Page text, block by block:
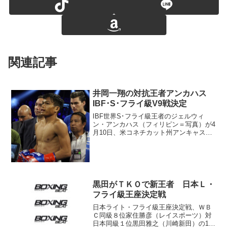
関連記事
井岡一翔の対抗王者アンカハス
IBF･S･フライ級V9戦決定
IBF世界S･フライ級王者のジェルウィ
ン・アンカハス（フィリピン＝写真）が4
月10日、米コネチカット州アンキャスビ
黒田がＴＫＯで新王者 日本Ｌ・
フライ級王座決定戦
日本ライト・フライ級王座決定戦、ＷＢ
Ｃ同級８位家住勝彦（レイスポーツ）対
日本同級１位黒田雅之（川崎新田）の10